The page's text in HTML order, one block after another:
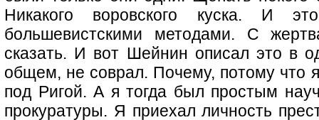
Никакого воровского куска. И
большевистскими методами. С
сказать. И вот Шейнин описал это в
общем, не соврал. Почему, потому что
под Ригой. А я тогда был простым
прокуратуры. Я приехал личность